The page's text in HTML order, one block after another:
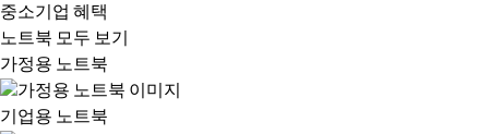
중소기업 혜택
노트북 모두 보기
가정용 노트북
기업용 노트북